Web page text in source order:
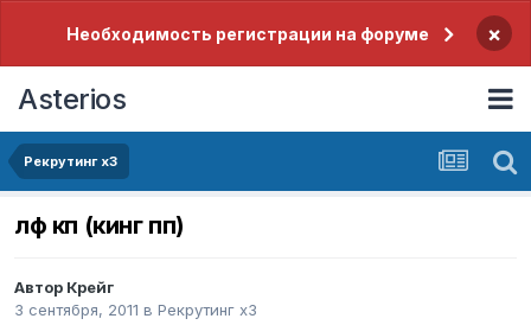
Необходимость регистрации на форуме ×
Asterios
Рекрутинг x3
лф кп (кинг пп)
Автор Крейг
3 сентября, 2011 в Рекрутинг x3